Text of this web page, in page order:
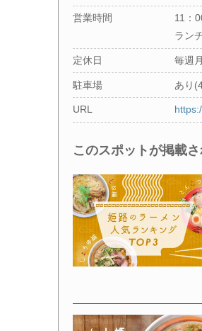
営業時間
11：
ラン
定休日 毎週
駐車場 あり
URL
このスポットが掲載